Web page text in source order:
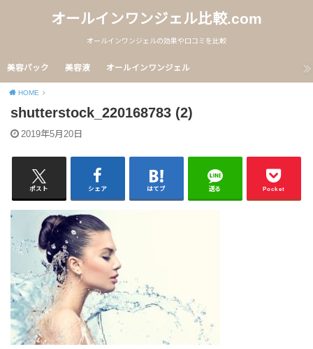
オールインワンジェル比較.com
オールインワンジェルの効果や口コミを比較
美容パック 美容液 オールインワンジェル
HOME
shutterstock_220168783 (2)
2019年5月20日
ポスト シェア はてブ 送る Pocket